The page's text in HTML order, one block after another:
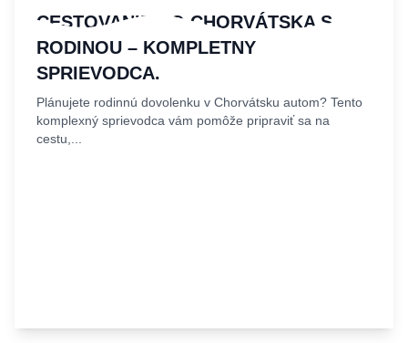
CESTOVANIE DO CHORVÁTSKA S
RODINOU – KOMPLETNÝ
SPRIEVODCA.
Plánujete rodinnú dovolenku v Chorvátsku autom? Tento
komplexný sprievodca vám pomôže pripraviť sa na
cestu,...